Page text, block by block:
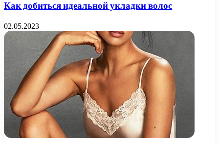
Как добиться идеальной укладки волос
02.05.2023